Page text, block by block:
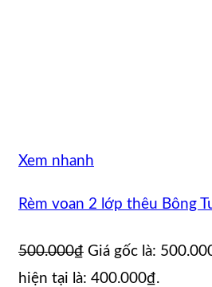
Xem nhanh
Rèm voan 2 lớp thêu Bông
500.000₫ Giá gốc là:
hiện tại là: 400.000₫.